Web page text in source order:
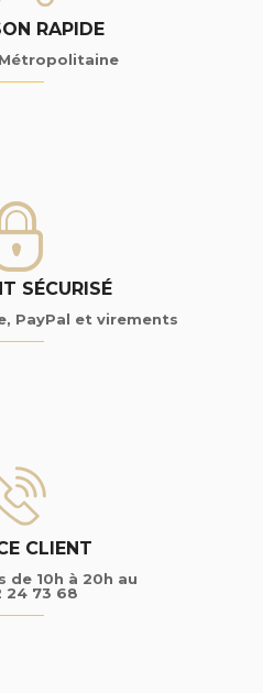
RAPIDE
SÉCURISÉ
PayPal et virements
CLIENT
de 10h à 20h au
24 73 68